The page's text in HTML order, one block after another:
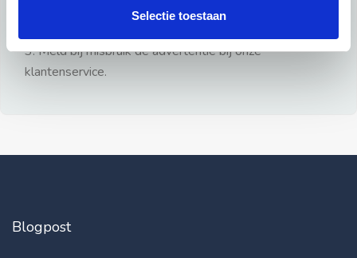
Selectie toestaan
3: Meld bij misbruik de advertentie bij onze
klantenservice.
Blogpost